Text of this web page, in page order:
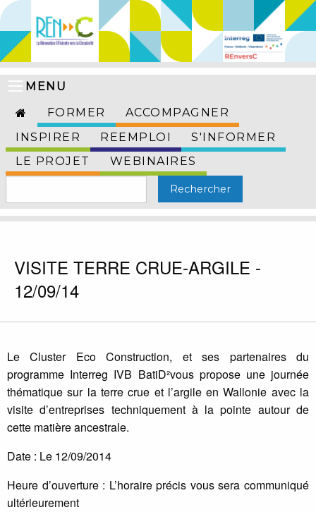
MENU
FORMER
ACCOMPAGNER
INSPIRER
REEMPLOI
S'INFORMER
LE PROJET
WEBINAIRES
VISITE TERRE CRUE-ARGILE -
12/09/14
Le Cluster Eco Construction, et ses partenaires du
programme Interreg IVB BatiD²vous propose une journée
thématique sur la terre crue et l’argile en Wallonie avec la
visite d’entreprises techniquement à la pointe autour de
cette matière ancestrale.
Date : Le 12/09/2014
Heure d’ouverture : L’horaire précis vous sera communiqué
ultérieurement